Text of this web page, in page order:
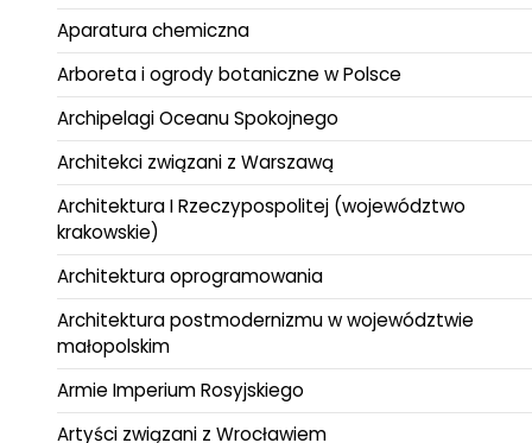
Aparatura chemiczna
Arboreta i ogrody botaniczne w Polsce
Archipelagi Oceanu Spokojnego
Architekci związani z Warszawą
Architektura I Rzeczypospolitej (województwo
krakowskie)
Architektura oprogramowania
Architektura postmodernizmu w województwie
małopolskim
Armie Imperium Rosyjskiego
Artyści związani z Wrocławiem